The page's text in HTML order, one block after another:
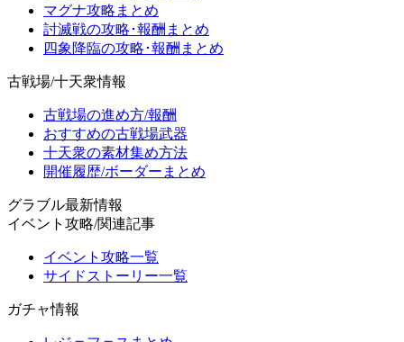
マグナ攻略まとめ
討滅戦の攻略･報酬まとめ
四象降臨の攻略･報酬まとめ
古戦場/十天衆情報
古戦場の進め方/報酬
おすすめの古戦場武器
十天衆の素材集め方法
開催履歴/ボーダーまとめ
グラブル最新情報
イベント攻略/関連記事
イベント攻略一覧
サイドストーリー一覧
ガチャ情報